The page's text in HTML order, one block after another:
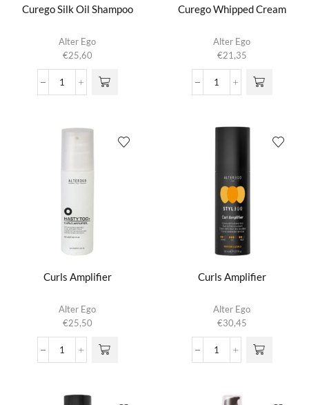
Curego Silk Oil Shampoo
Alter Ego
€25,60
Curego
Shampoo
aantal
Curego Whipped Cream
Alter Ego
€21,35
Curego
aantal
Curls Amplifier
Alter Ego
€25,50
Curls
Curls Amplifier
Alter Ego
€30,45
Curls